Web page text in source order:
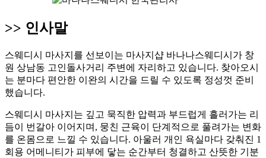
>> 인사말
스웨디시 마사지를 선보이는 마사지샵 바나나스웨디시가 창
원 상남동 고인돌사거리 주변에 자리하고 있습니다. 찾아오시
는 분마다 편안한 이완의 시간을 드릴 수 있도록 정성껏 준비
했습니다.
스웨디시 마사지는 깊고 묵직한 압력과 부드럽게 흘러가는 리
듬이 번갈아 이어지며, 뭉친 근육이 단계적으로 풀려가는 변화
를 온몸으로 느낄 수 있습니다. 아울러 개인 욕실마다 갖춰진 1
회용 어메니티가 피부에 닿는 순간부터 청결하고 산뜻한 기분